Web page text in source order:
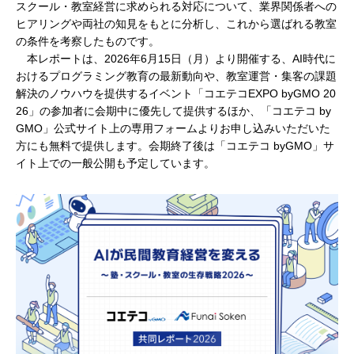
スクール・教室経営に求められる対応について、業界関係者への
ヒアリングや両社の知見をもとに分析し、これから選ばれる教室
の条件を考察したものです。
本レポートは、2026年6月15日（月）より開催する、AI時代に
おけるプログラミング教育の最新動向や、教室運営・集客の課題
解決のノウハウを提供するイベント「コエテコEXPO byGMO 20
26」の参加者に会期中に優先して提供するほか、「コエテコ by
GMO」公式サイト上の専用フォームよりお申し込みいただいた
方にも無料で提供します。会期終了後は「コエテコ byGMO」サ
イト上での一般公開も予定しています。